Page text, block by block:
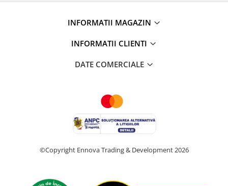
INFORMATII MAGAZIN
INFORMATII CLIENTI
DATE COMERCIALE
©Copyright Ennova Trading & Development 2026